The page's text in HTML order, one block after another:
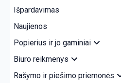
Išpardavimas
Naujienos
Popierius ir jo gaminiai
Biuro reikmenys
Rašymo ir piešimo priemonės